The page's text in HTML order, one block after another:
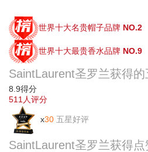
世界十大名贵帽子品牌 NO.2
世界十大最贵香水品牌 NO.9
SaintLaurent圣罗兰获得
8.9得分
511 人评分
x30 五星好评
SaintLaurent圣罗兰获得